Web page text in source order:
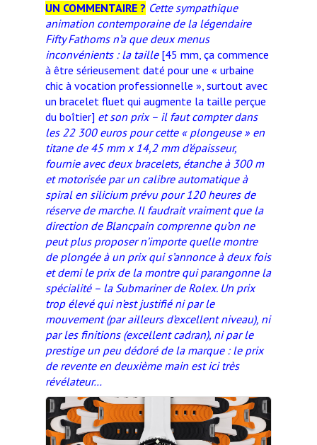
UN COMMENTAIRE ? Cette sympathique
animation contemporaine de la légendaire
Fifty Fathoms n’a que deux menus
inconvénients : la taille [45 mm, ça commence
à être sérieusement daté pour une « urbaine
chic à vocation professionnelle », surtout avec
un bracelet fluet qui augmente la taille perçue
du boîtier] et son prix – il faut compter dans
les 22 300 euros pour cette « plongeuse » en
titane de 45 mm x 14,2 mm d’épaisseur,
fournie avec deux bracelets, étanche à 300 m
et motorisée par un calibre automatique à
spiral en silicium prévu pour 120 heures de
réserve de marche. Il faudrait vraiment que la
direction de Blancpain comprenne qu’on ne
peut plus proposer n’importe quelle montre
de plongée à un prix qui s’annonce à deux fois
et demi le prix de la montre qui parangonne la
spécialité – la Submariner de Rolex. Un prix
trop élevé qui n’est justifié ni par le
mouvement (par ailleurs d’excellent niveau), ni
par les finitions (excellent cadran), ni par le
prestige un peu dédoré de la marque : le prix
de revente en deuxième main est ici très
révélateur…